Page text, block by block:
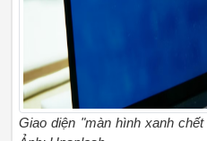
Giao diện "màn hình xanh